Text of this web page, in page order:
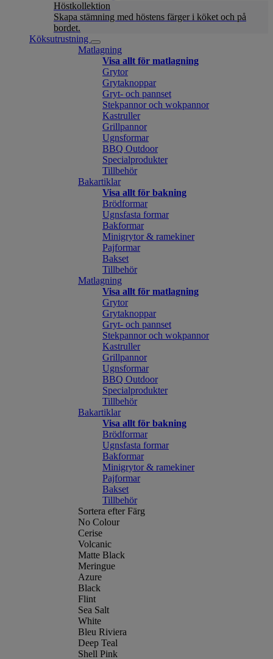
Höstkollektion
Skapa stämning med höstens färger i köket och på
bordet.
Köksutrustning
Matlagning
Visa allt för matlagning
Grytor
Grytaknoppar
Gryt- och pannset
Stekpannor och wokpannor
Kastruller
Grillpannor
Ugnsformar
BBQ Outdoor
Specialprodukter
Tillbehör
Bakartiklar
Visa allt för bakning
Brödformar
Ugnsfasta formar
Bakformar
Minigrytor & ramekiner
Pajformar
Bakset
Tillbehör
Matlagning
Visa allt för matlagning
Grytor
Grytaknoppar
Gryt- och pannset
Stekpannor och wokpannor
Kastruller
Grillpannor
Ugnsformar
BBQ Outdoor
Specialprodukter
Tillbehör
Bakartiklar
Visa allt för bakning
Brödformar
Ugnsfasta formar
Bakformar
Minigrytor & ramekiner
Pajformar
Bakset
Tillbehör
Sortera efter Färg
No Colour
Cerise
Volcanic
Matte Black
Meringue
Azure
Black
Flint
Sea Salt
White
Bleu Riviera
Deep Teal
Shell Pink